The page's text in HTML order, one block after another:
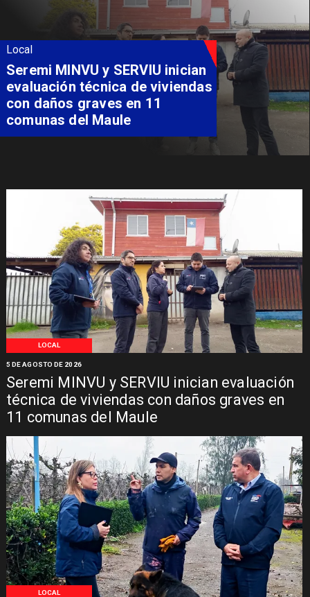
LOCAL
Seremi MINVU y SERVIU inician evaluación
técnica de viviendas con daños graves en
11 comunas del Maule
5 DE AGOSTO DE 2026
LOCAL
Local
Fondo Orasmi entrega apoyo a
familia de Romeral para
costear alimentación
especializada de niño con
Síndrome de Intestino Corto